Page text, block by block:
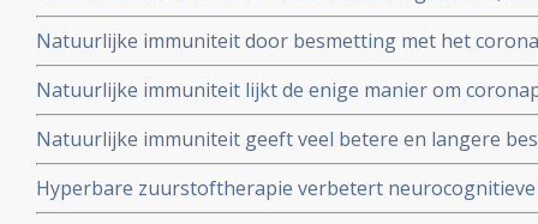
Twee mond- en neusvaccins krijgen goedkeuring in
Natuurlijke immuniteit door besmetting met het
vs 23 procent) tegen Omicron varianten BA.4 en BA.5
Natuurlijke immuniteit lijkt de enige manier om
Zweeds onderzoek ziet effectiviteit van vaccins binnen
nagenoeg geen bescherming meer.
Natuurlijke immuniteit geeft veel betere en langere
coronavirus - Covid-19 dan een vaccin dat zijn
Hyperbare zuurstoftherapie verbetert
veroorzaakt door coronabesmetting bij patienten met